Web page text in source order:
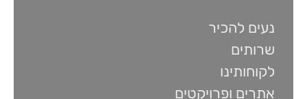
נעים להכיר
שרותים
לקוחותינו
אתרים ופרויקטים